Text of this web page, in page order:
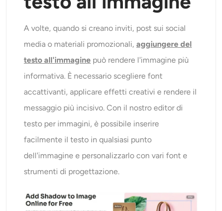
A volte, quando si creano inviti, post sui social
media o materiali promozionali,aggiungere del
testo all'immagine può rendere l'immagine più
informativa. È necessario scegliere font
accattivanti, applicare effetti creativi e rendere il
messaggio più incisivo. Con il nostro editor di
testo per immagini, è possibile inserire
facilmente il testo in qualsiasi punto
dell'immagine e personalizzarlo con vari font e
strumenti di progettazione.